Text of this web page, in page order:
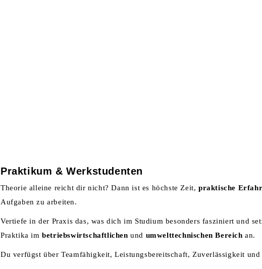
Praktikum & Werkstudenten
Theorie alleine reicht dir nicht? Dann ist es höchste Zeit, praktische
Aufgaben zu arbeiten.
Vertiefe in der Praxis das, was dich im Studium besonders fasziniert und
Praktika imbetriebswirtschaftlichen und umwelttechnischen Bereich an.
Du verfügst über Teamfähigkeit, Leistungsbereitschaft, Zuverlässigkeit